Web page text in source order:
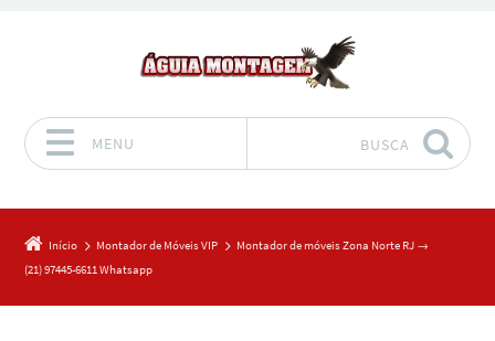
MENU BUSCA
Início Montador de Móveis VIP
Montador de móveis Zona Norte RJ →
(21) 97445-6611 Whatsapp